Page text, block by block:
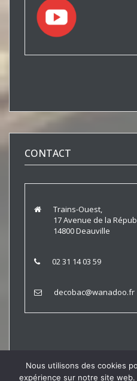
CONTACT
Trains-Ouest,
17 Avenue de la
14800 Deauville
02 31 14 03 59
decobac@wanadoo.fr
Nous utilisons des cookies
expérience sur notre site